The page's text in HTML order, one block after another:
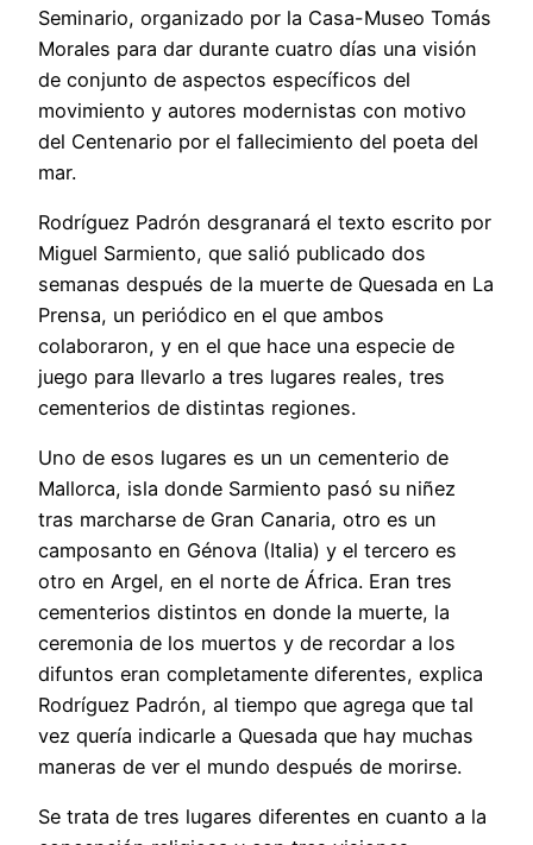
Seminario, organizado por la Casa-Museo Tomás
Morales para dar durante cuatro días una visión
de conjunto de aspectos específicos del
movimiento y autores modernistas con motivo
del Centenario por el fallecimiento del poeta del
mar.
Rodríguez Padrón desgranará el texto escrito por
Miguel Sarmiento, que salió publicado dos
semanas después de la muerte de Quesada en La
Prensa, un periódico en el que ambos
colaboraron, y en el que hace una especie de
juego para llevarlo a tres lugares reales, tres
cementerios de distintas regiones.
Uno de esos lugares es un un cementerio de
Mallorca, isla donde Sarmiento pasó su niñez
tras marcharse de Gran Canaria, otro es un
camposanto en Génova (Italia) y el tercero es
otro en Argel, en el norte de África. Eran tres
cementerios distintos en donde la muerte, la
ceremonia de los muertos y de recordar a los
difuntos eran completamente diferentes, explica
Rodríguez Padrón, al tiempo que agrega que tal
vez quería indicarle a Quesada que hay muchas
maneras de ver el mundo después de morirse.
Se trata de tres lugares diferentes en cuanto a la